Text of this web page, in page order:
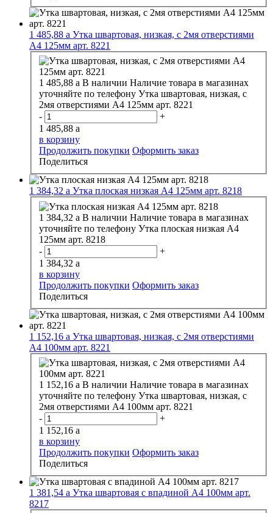
1 485,88 a Утка швартовая, низкая, с 2мя отверстиями
А4 125мм арт. 8221
1 485,88 a В наличии Наличие товара в магазинах
уточняйте по телефону Утка швартовая, низкая, с
2мя отверстиями А4 125мм арт. 8221
-
+
1 485,88 a
в корзину
Продолжить покупки Оформить заказ
Поделиться
1 384,32 a Утка плоская низкая А4 125мм арт. 8218
1 384,32 a В наличии Наличие товара в магазинах
уточняйте по телефону Утка плоская низкая А4
125мм арт. 8218
-
+
1 384,32 a
в корзину
Продолжить покупки Оформить заказ
Поделиться
1 152,16 a Утка швартовая, низкая, с 2мя отверстиями
А4 100мм арт. 8221
1 152,16 a В наличии Наличие товара в магазинах
уточняйте по телефону Утка швартовая, низкая, с
2мя отверстиями А4 100мм арт. 8221
-
+
1 152,16 a
в корзину
Продолжить покупки Оформить заказ
Поделиться
1 381,54 a Утка швартовая с впадиной А4 100мм арт.
8217